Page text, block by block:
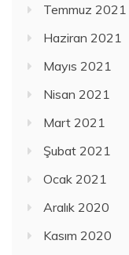
Temmuz 2021
Haziran 2021
Mayıs 2021
Nisan 2021
Mart 2021
Şubat 2021
Ocak 2021
Aralık 2020
Kasım 2020